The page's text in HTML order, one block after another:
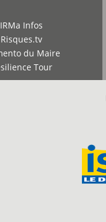
IRMa Infos
Risques.tv
du Maire
Tour